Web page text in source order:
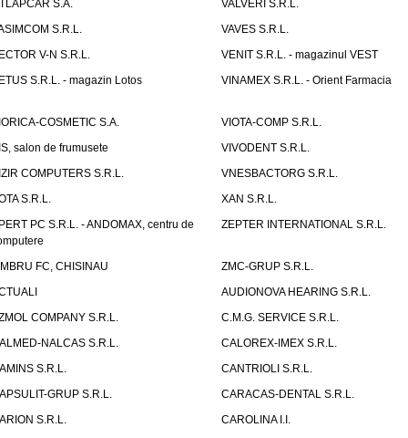
S.A.
VALVERI S.R.L.
S.R.L.
VAVES S.R.L.
V-N S.R.L.
VENIT S.R.L. - magazinul VEST
S.R.L. - magazin Lotos
VINAMEX S.R.L. - Orient Farmacia
COSMETIC S.A.
VIOTA-COMP S.R.L.
salon de frumusete
VIVODENT S.R.L.
COMPUTERS S.R.L.
VNESBACTORG S.R.L.
S.R.L.
XAN S.R.L.
PC S.R.L. - ANDOMAX, centru de
ZEPTER INTERNATIONAL S.R.L.
FC, CHISINAU
ZMC-GRUP S.R.L.
AUDIONOVA HEARING S.R.L.
COMPANY S.R.L.
C.M.G. SERVICE S.R.L.
NALCAS S.R.L.
CALOREX-IMEX S.R.L.
S.R.L.
CANTRIOLI S.R.L.
GRUP S.R.L.
CARACAS-DENTAL S.R.L.
S.R.L.
CAROLINA I.I.